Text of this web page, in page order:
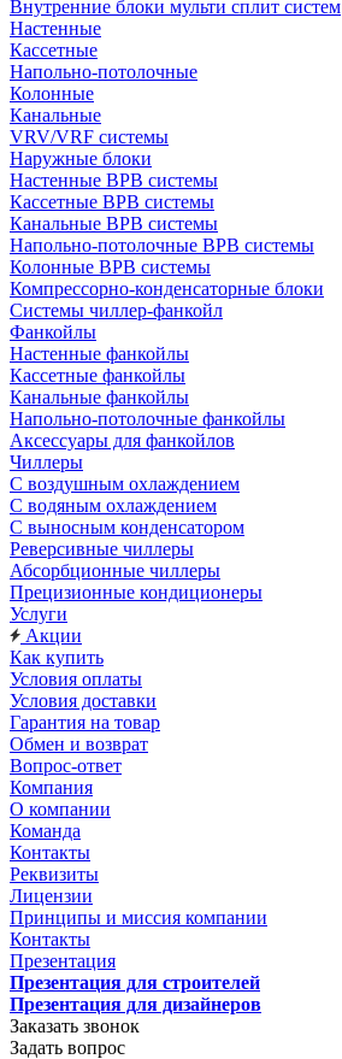
Внутренние блоки мульти сплит систем
Настенные
Кассетные
Напольно-потолочные
Колонные
Канальные
VRV/VRF системы
Наружные блоки
Настенные ВРВ системы
Кассетные ВРВ системы
Канальные ВРВ системы
Напольно-потолочные ВРВ системы
Колонные ВРВ системы
Компрессорно-конденсаторные блоки
Системы чиллер-фанкойл
Фанкойлы
Настенные фанкойлы
Кассетные фанкойлы
Канальные фанкойлы
Напольно-потолочные фанкойлы
Аксессуары для фанкойлов
Чиллеры
С воздушным охлаждением
С водяным охлаждением
С выносным конденсатором
Реверсивные чиллеры
Абсорбционные чиллеры
Прецизионные кондиционеры
Услуги
Акции
Как купить
Условия оплаты
Условия доставки
Гарантия на товар
Обмен и возврат
Вопрос-ответ
Компания
О компании
Команда
Контакты
Реквизиты
Лицензии
Принципы и миссия компании
Контакты
Презентация
Презентация для строителей
Презентация для дизайнеров
Заказать звонок
Задать вопрос